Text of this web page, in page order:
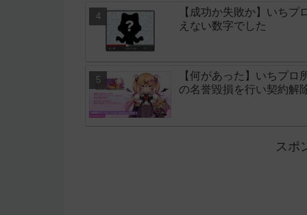
【成功か失敗か】いち
えない数字でした
【何があった】いちプ
の名誉毀損を行い契約解
スポ